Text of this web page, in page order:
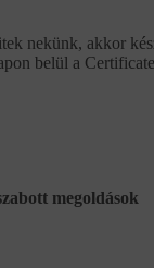
nekünk, akkor
belül a
megoldások